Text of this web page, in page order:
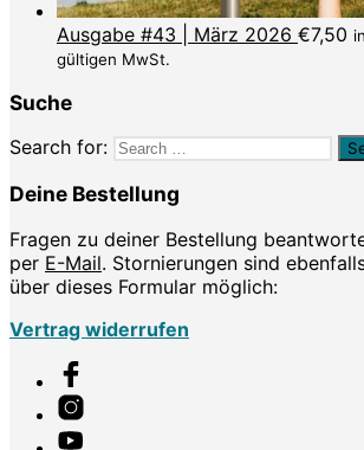
Ausgabe #43 | März 2026 €7,50
gültigen MwSt.
Suche
Search for:
Deine Bestellung
Fragen zu deiner Bestellung
per E-Mail. Stornierungen sind
über dieses Formular möglich:
Vertrag widerrufen